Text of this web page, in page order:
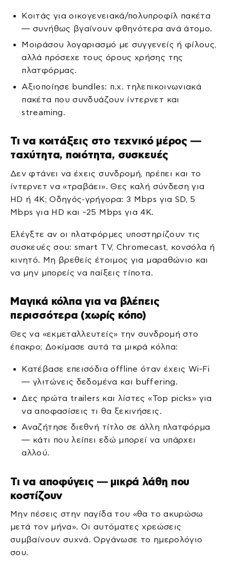
Κοιτάς για οικογενειακά/πολυπροφίλ πακέτα
— συνήθως βγαίνουν φθηνότερα ανά άτομο.
Μοιράσου λογαριασμό με συγγενείς ή φίλους,
αλλά πρόσεχε τους όρους χρήσης της
πλατφόρμας.
Αξιοποίησε bundles: π.χ. τηλεπικοινωνιακά
πακέτα που συνδυάζουν ίντερνετ και
streaming.
Τι να κοιτάξεις στο τεχνικό μέρος —
ταχύτητα, ποιότητα, συσκευές
Δεν φτάνει να έχεις συνδρομή, πρέπει και το
ίντερνετ να «τραβάει». Θες καλή σύνδεση για
HD ή 4K; Οδηγός-γρήγορα: 3 Mbps για SD, 5
Mbps για HD και ~25 Mbps για 4K.
Ελέγξτε αν οι πλατφόρμες υποστηρίζουν τις
συσκευές σου: smart TV, Chromecast, κονσόλα ή
κινητό. Μη βρεθείς έτοιμος για μαραθώνιο και
να μην μπορείς να παίξεις τίποτα.
Μαγικά κόλπα για να βλέπεις
περισσότερα (χωρίς κόπο)
Θες να «εκμεταλλευτείς» την συνδρομή στο
έπακρο; Δοκίμασε αυτά τα μικρά κόλπα:
Κατέβασε επεισόδια offline όταν έχεις Wi‑Fi
— γλιτώνεις δεδομένα και buffering.
Δες πρώτα trailers και λίστες «Top picks» για
να αποφασίσεις τι θα ξεκινήσεις.
Αναζήτησε διεθνή τίτλο σε άλλη πλατφόρμα
— κάτι που λείπει εδώ μπορεί να υπάρχει
αλλού.
Τι να αποφύγεις — μικρά λάθη που
κοστίζουν
Μην πέσεις στην παγίδα του «θα το ακυρώσω
μετά τον μήνα». Οι αυτόματες χρεώσεις
συμβαίνουν συχνά. Οργάνωσε το ημερολόγιο
σου.